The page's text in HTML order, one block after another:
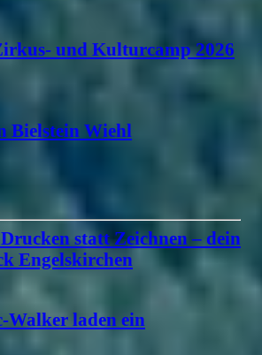
und Kulturcamp 2026
Bielstein Wiehl
statt Zeichnen – dein
Engelskirchen
Walker laden ein